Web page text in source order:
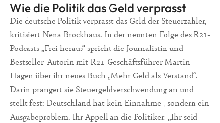
Wie die Politik das Geld verprasst
Die deutsche Politik verprasst das Geld der Steuerzahler,
kritisiert Nena Brockhaus. In der neunten Folge des R21-
Podcasts „Frei heraus“ spricht die Journalistin und
Bestseller-Autorin mit R21-Geschäftsführer Martin
Hagen über ihr neues Buch „Mehr Geld als Verstand“.
Darin prangert sie Steuergeldverschwendung an und
stellt fest: Deutschland hat kein Einnahme-, sondern ein
Ausgabeproblem. Ihr Appell an die Politiker: „Ihr seid